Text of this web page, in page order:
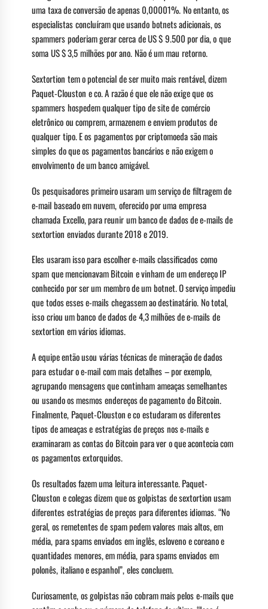
uma taxa de conversão de apenas 0,00001%. No entanto, os
especialistas concluíram que usando botnets adicionais, os
spammers poderiam gerar cerca de US $ 9.500 por dia, o que
soma US $ 3,5 milhões por ano. Não é um mau retorno.
Sextortion tem o potencial de ser muito mais rentável, dizem
Paquet-Clouston e co. A razão é que ele não exige que os
spammers hospedem qualquer tipo de site de comércio
eletrônico ou comprem, armazenem e enviem produtos de
qualquer tipo. E os pagamentos por criptomoeda são mais
simples do que os pagamentos bancários e não exigem o
envolvimento de um banco amigável.
Os pesquisadores primeiro usaram um serviço de filtragem de
e-mail baseado em nuvem, oferecido por uma empresa
chamada Excello, para reunir um banco de dados de e-mails de
sextortion enviados durante 2018 e 2019.
Eles usaram isso para escolher e-mails classificados como
spam que mencionavam Bitcoin e vinham de um endereço IP
conhecido por ser um membro de um botnet. O serviço impediu
que todos esses e-mails chegassem ao destinatário. No total,
isso criou um banco de dados de 4,3 milhões de e-mails de
sextortion em vários idiomas.
A equipe então usou várias técnicas de mineração de dados
para estudar o e-mail com mais detalhes – por exemplo,
agrupando mensagens que continham ameaças semelhantes
ou usando os mesmos endereços de pagamento do Bitcoin.
Finalmente, Paquet-Clouston e co estudaram os diferentes
tipos de ameaças e estratégias de preços nos e-mails e
examinaram as contas do Bitcoin para ver o que acontecia com
os pagamentos extorquidos.
Os resultados fazem uma leitura interessante. Paquet-
Clouston e colegas dizem que os golpistas de sextortion usam
diferentes estratégias de preços para diferentes idiomas. “No
geral, os remetentes de spam pedem valores mais altos, em
média, para spams enviados em inglês, esloveno e coreano e
quantidades menores, em média, para spams enviados em
polonês, italiano e espanhol”, eles concluem.
Curiosamente, os golpistas não cobram mais pelos e-mails que